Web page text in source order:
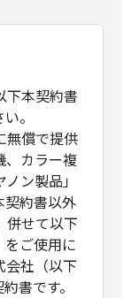
下本契約書
。
無償で提供
、カラー複
ン製品」
契約書以外
併せて以下
をご使用に
会社（以下
書です。